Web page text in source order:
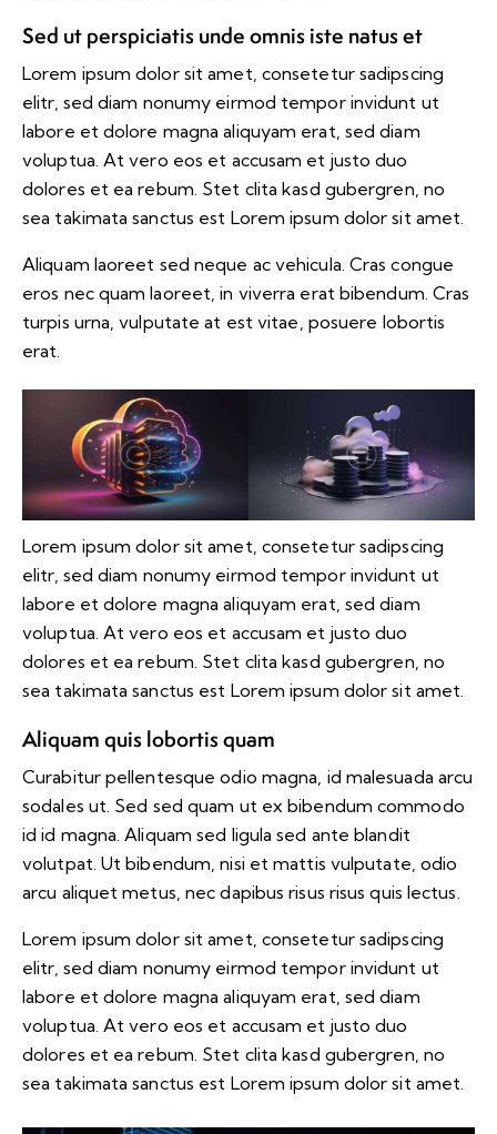
Sed ut perspiciatis unde omnis iste natus et
Lorem ipsum dolor sit amet, consetetur sadipscing
elitr, sed diam nonumy eirmod tempor invidunt ut
labore et dolore magna aliquyam erat, sed diam
voluptua. At vero eos et accusam et justo duo
dolores et ea rebum. Stet clita kasd gubergren, no
sea takimata sanctus est Lorem ipsum dolor sit amet.
Aliquam laoreet sed neque ac vehicula. Cras congue
eros nec quam laoreet, in viverra erat bibendum. Cras
turpis urna, vulputate at est vitae, posuere lobortis
erat.
Lorem ipsum dolor sit amet, consetetur sadipscing
elitr, sed diam nonumy eirmod tempor invidunt ut
labore et dolore magna aliquyam erat, sed diam
voluptua. At vero eos et accusam et justo duo
dolores et ea rebum. Stet clita kasd gubergren, no
sea takimata sanctus est Lorem ipsum dolor sit amet.
Aliquam quis lobortis quam
Curabitur pellentesque odio magna, id malesuada arcu
sodales ut. Sed sed quam ut ex bibendum commodo
id id magna. Aliquam sed ligula sed ante blandit
volutpat. Ut bibendum, nisi et mattis vulputate, odio
arcu aliquet metus, nec dapibus risus risus quis lectus.
Lorem ipsum dolor sit amet, consetetur sadipscing
elitr, sed diam nonumy eirmod tempor invidunt ut
labore et dolore magna aliquyam erat, sed diam
voluptua. At vero eos et accusam et justo duo
dolores et ea rebum. Stet clita kasd gubergren, no
sea takimata sanctus est Lorem ipsum dolor sit amet.